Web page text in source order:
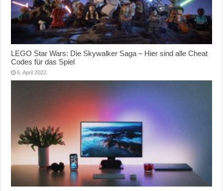
LEGO Star Wars: Die Skywalker Saga – Hier sind alle Cheat
Codes für das Spiel
6. April 2022